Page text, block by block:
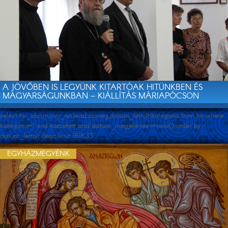
A JÖVŐBEN IS LEGYÜNK KITARTÓAK HITÜNKBEN ÉS
MAGYARSÁGUNKBAN – KIÁLLÍTÁS MÁRIAPÓCSON
select hir_id,cim,cim_en,lead,szoveg,datum_feltolt,kategoria from hir where
kategoria=1 and kozzetett and datum_megjelenes<=now() order by
datum_feltolt desc limit 1818,33
EGYHÁZMEGYÉNK